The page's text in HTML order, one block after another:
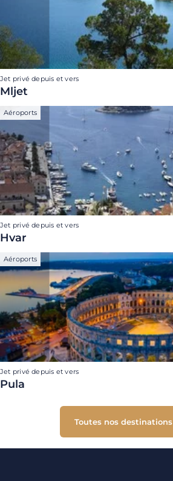
Jet privé depuis et vers
Mljet
Aéroports
Jet privé depuis et vers
Hvar
Aéroports
Jet privé depuis et vers
Pula
Toutes nos destinations